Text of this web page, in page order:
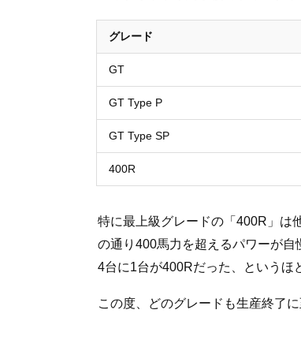
グレード
GT
GT Type P
GT Type SP
400R
特に最上級グレードの「400R」は
の通り400馬力を超えるパワーが
4台に1台が400Rだった、というほ
この度、どのグレードも生産終了に